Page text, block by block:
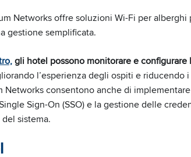
Networks offre soluzioni Wi-Fi per
gestione semplificata.
gli hotel possono monitorare e configurare
l’esperienza degli ospiti e riducendo
consentono anche di
Sign-On (SSO) e la gestione delle
sistema.